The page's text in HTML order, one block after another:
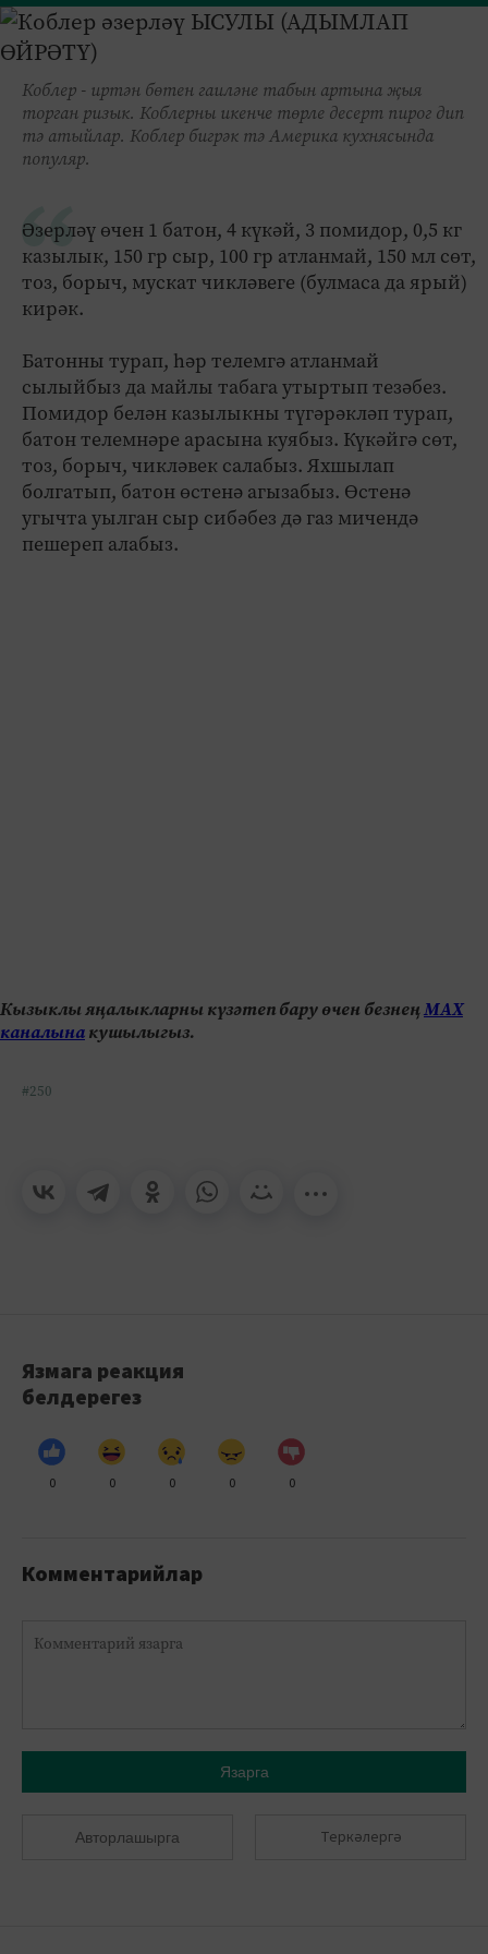
Коблер - иртән бөтен гаиләне табын артына җыя
торган ризык. Коблерны икенче төрле десерт пирог дип
тә атыйлар. Коблер бигрәк тә Америка кухнясында
популяр.
Әзерләү өчен 1 батон, 4 күкәй, 3 помидор, 0,5 кг
казылык, 150 гр сыр, 100 гр атланмай, 150 мл сөт,
тоз, борыч, мускат чикләвеге (булмаса да ярый)
кирәк.
Батонны турап, һәр телемгә атланмай
сылыйбыз да майлы табага утыртып тезәбез.
Помидор белән казылыкны түгәрәкләп турап,
батон телемнәре арасына куябыз. Күкәйгә сөт,
тоз, борыч, чикләвек салабыз. Яхшылап
болгатып, батон өстенә агызабыз. Өстенә
угычта уылган сыр сибәбез дә газ мичендә
пешереп алабыз.
Кызыклы яңалыкларны күзәтеп бару өчен безнеңМАХ
каналынакушылыгыз.
#250
Язмага реакция
белдерегез
0 0 0 0 0
Комментарийлар
Язарга
Авторлашырга Теркәлергә